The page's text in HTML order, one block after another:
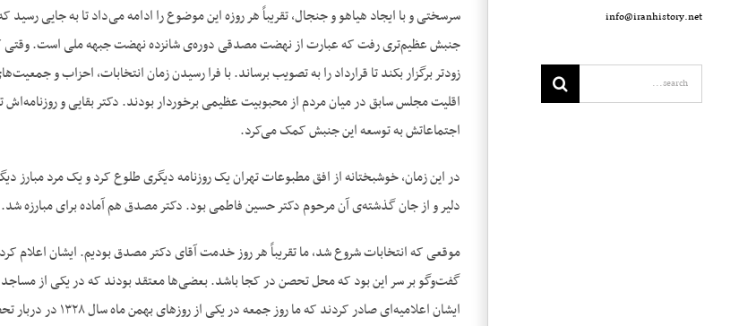
info@iranhistory.net
سرسختی و با ایجاد هیاهو و جنجال، تقریباً هر روزه این موضوع را ادامه می‌‌داد تا به جایی
جنبش عظیم‌‌تری رفت که عبارت از نهضت مصدقی دوره‌‌ی شانزده نهضت جبهه ملی است. وقتی که
زودتر برگزار بکند تا قرارداد را به تصویب برساند. با فرا رسیدن زمان انتخابات، احزاب و
اقلیت مجلس سابق در میان مردم از محبوبیت عظیمی برخوردار بودند. دکتر بقایی و
اجتماعاتش به توسعه این جنبش کمک می‌‌کرد.
در این زمان، خوشبختانه از افق مطبوعات تهران یک روزنامه دیگری طلوع کرد و یک مرد مبارز
دلیر و از جان گذشته‌‌ی آن مرحوم دکتر حسین فاطمی بود. دکتر مصدق هم آماده برای مبارزه شد.
موقعی که انتخابات شروع شد، ما تقریباً هر روز خدمت آقای دکتر مصدق بودیم. ایشان اعلام
گفت‌وگو بر سر این بود که محل تحصن در کجا باشد. بعضی‌‌ها معتقد بودند که در یکی از
ایشان اعلامیه‌‌ای